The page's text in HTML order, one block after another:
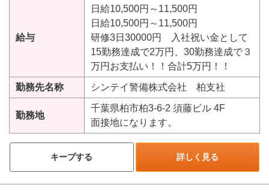
給与
日給10,500円～11,500円
日給10,500円～11,500円
研修3日30000円 入社祝い金として
15勤務達成で2万円、30勤務達成で３
万円お支払い！！合計5万円！！
勤務先名称 シンテイ警備株式会社 柏支社
勤務地
千葉県柏市柏3-6-2 須藤ビル 4F
面接地になります。
キープする 詳しく見る